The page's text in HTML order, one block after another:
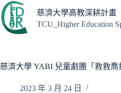
跳
至
主
容
慈濟大學高教深耕計畫
TCU_Higher Education
慈濟大學 YABI 兒童劇團「救救喬
2023 年 3 月 24 日